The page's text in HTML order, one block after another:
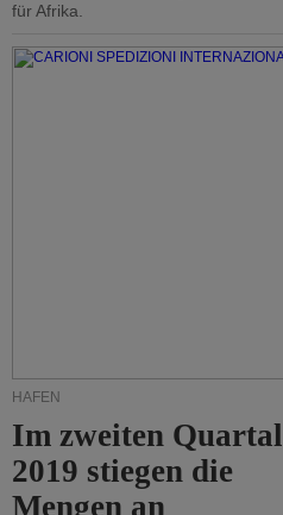
für Afrika.
HÄFEN
Im zweiten Quartal
2019 stiegen die
Mengen an